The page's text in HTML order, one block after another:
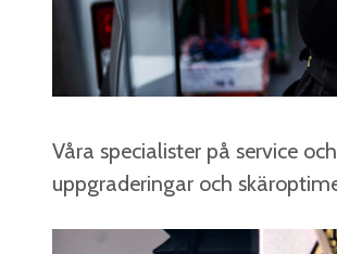
Våra specialister på service
uppgraderingar och